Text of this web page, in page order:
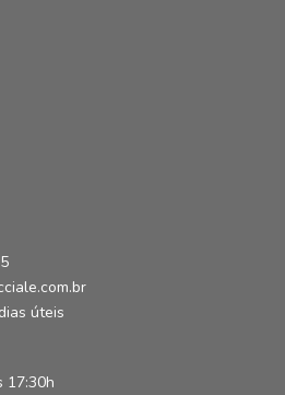
úteis
17:30h